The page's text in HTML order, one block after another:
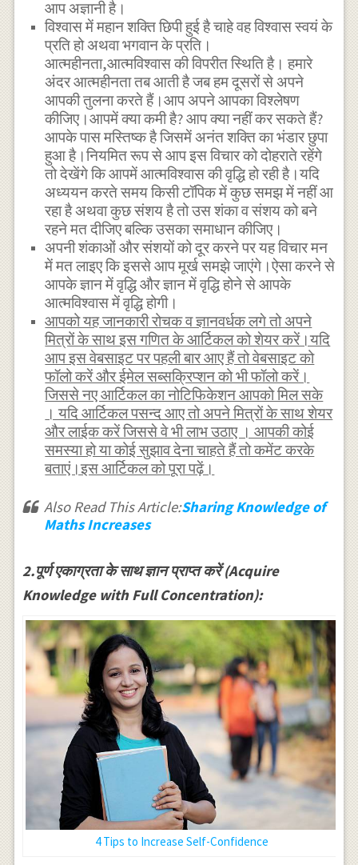
आप अज्ञानी है।
विश्वास में महान शक्ति छिपी हुई है चाहे वह विश्वास स्वयं के
प्रति हो अथवा भगवान के प्रति।
आत्महीनता,आत्मविश्वास की विपरीत स्थिति है। हमारे
अंदर आत्महीनता तब आती है जब हम दूसरों से अपने
आपकी तुलना करते हैं।आप अपने आपका विश्लेषण
कीजिए।आपमें क्या कमी है? आप क्या नहीं कर सकते हैं?
आपके पास मस्तिष्क है जिसमें अनंत शक्ति का भंडार छुपा
हुआ है।नियमित रूप से आप इस विचार को दोहराते रहेंगे
तो देखेंगे कि आपमें आत्मविश्वास की वृद्धि हो रही है।यदि
अध्ययन करते समय किसी टॉपिक में कुछ समझ में नहीं आ
रहा है अथवा कुछ संशय है तो उस शंका व संशय को बने
रहने मत दीजिए बल्कि उसका समाधान कीजिए।
अपनी शंकाओं और संशयों को दूर करने पर यह विचार मन
में मत लाइए कि इससे आप मूर्ख समझे जाएंगे।ऐसा करने से
आपके ज्ञान में वृद्धि और ज्ञान में वृद्धि होने से आपके
आत्मविश्वास में वृद्धि होगी।
आपको यह जानकारी रोचक व ज्ञानवर्धक लगे तो अपने
मित्रों के साथ इस गणित के आर्टिकल को शेयर करें।यदि
आप इस वेबसाइट पर पहली बार आए हैं तो वेबसाइट को
फॉलो करें और ईमेल सब्सक्रिप्शन को भी फॉलो करें।
जिससे नए आर्टिकल का नोटिफिकेशन आपको मिल सके
। यदि आर्टिकल पसन्द आए तो अपने मित्रों के साथ शेयर
और लाईक करें जिससे वे भी लाभ उठाए । आपकी कोई
समस्या हो या कोई सुझाव देना चाहते हैं तो कमेंट करके
बताएं।इस आर्टिकल को पूरा पढ़ें।
Also Read This Article:Sharing Knowledge of
Maths Increases
2.पूर्ण एकाग्रता के साथ ज्ञान प्राप्त करें (Acquire
Knowledge with Full Concentration):
4 Tips to Increase Self-Confidence